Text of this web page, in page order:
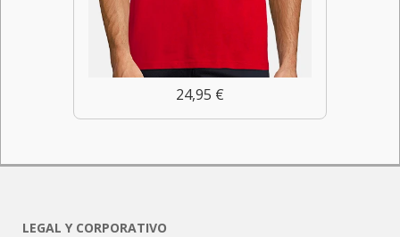
24,95 €
LEGAL Y CORPORATIVO